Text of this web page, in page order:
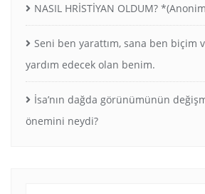
NASIL HRİSTİYAN OLDUM?
Seni ben yarattım, sana ben biçim
yardım edecek olan benim.
İsa’nın dağda görünümünün
önemini neydi?